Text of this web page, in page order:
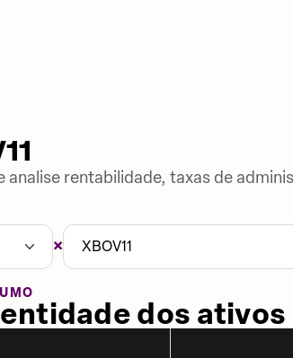
analise rentabilidade, taxas de
× XBOV11
dos